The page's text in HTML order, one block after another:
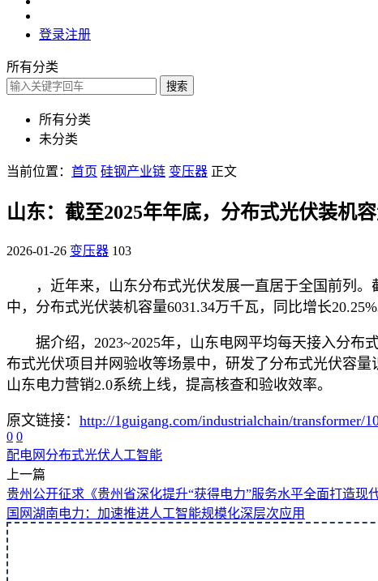
登录注册
所有分类
搜索
所有分类
未分类
当前位置： 首页 硅钢产业链 变压器 正文
山东：截至2025年年底，分布式光伏装机
2026-01-26 变压器 103
，近年来，山东分布式光伏发展一直居于全国前列
中，分布式光伏装机容量6031.34万千瓦，同比增长20.25%
据介绍，2023~2025年，山东电网平均每天接入分
布式光伏项目并网验收等场景中，研发了分布式光伏容
山东电力营销2.0系统上线，提高核查和验收效率。
原文链接： http://1guigang.com/industrialchain/transformer/
0 0
配电网 分布式光伏人工智能
上一篇
贵州公开征求《贵州省深化提升“获得电力”服务水平全面打造现
国网湖南电力：加速推进人工智能规模化深层次应用